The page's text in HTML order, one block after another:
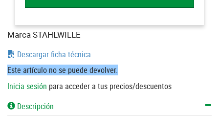
Marca STAHLWILLE
Descargar ficha técnica
Este artículo no se puede devolver.
Inicia sesión para acceder a tus precios/descuentos
Descripción